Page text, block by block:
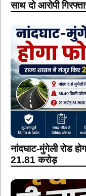
साथ दो आरोपी
नांदघाट-मुंगेली रोड
21.81 करोड़